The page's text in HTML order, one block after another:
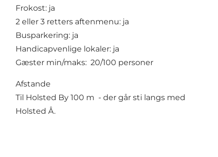
Frokost: ja
2 eller 3 retters aftenmenu: ja
Busparkering: ja
Handicapvenlige lokaler: ja
Gæster min/maks: 20/100 personer
Afstande
Til Holsted By 100 m - der går sti langs med
Holsted Å.